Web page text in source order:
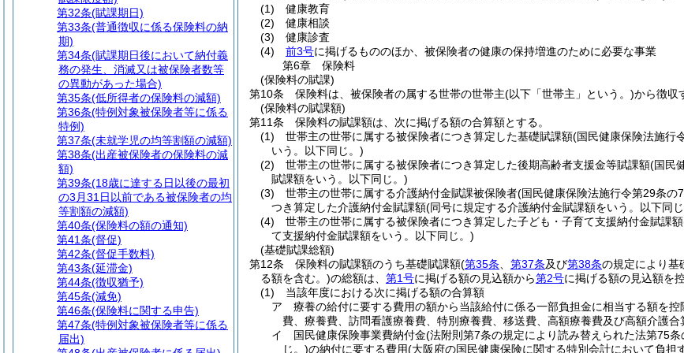
(1)
健康教育
(2)
健康相談
(3)
健康診査
(4)
前3号に掲げるもののほか、被保険者の健康の保持増進のために必要な事業
第6章
保険料
(保険料の賦課)
第10条
保険料は、被保険者の属する世帯の世帯主(以下「世帯主」という。)から徴収
(保険料の賦課額)
第11条
保険料の賦課額は、次に掲げる額の合算額とする。
(1)
世帯主の世帯に属する被保険者につき算定した基礎賦課額(国民健康保険法施行
いう。以下同じ。)
(2)
世帯主の世帯に属する被保険者につき算定した後期高齢者支援金等賦課額(国民
賦課額をいう。以下同じ。)
(3)
世帯主の世帯に属する介護納付金賦課被保険者(国民健康保険法施行令第29条の
つき算定した介護納付金賦課額(同号に規定する介護納付金賦課額をいう。以下同
(4)
世帯主の世帯に属する被保険者につき算定した子ども・子育て支援納付金賦課額
て支援納付金賦課額をいう。以下同じ。)
(基礎賦課総額)
第12条
保険料の賦課額のうち基礎賦課額(第35条 第37条及び第38条の規定により基
る額を含む。)の総額は、 第1号に掲げる額の見込額から第2号に掲げる額の見込額を
(1)
当該年度における次に掲げる額の合算額
ア
療養の給付に要する費用の額から当該給付に係る一部負担金に相当する額を
費、療養費、訪問看護療養費、特別療養費、移送費、高額療養費及び高額介護
イ
国民健康保険事業費納付金(法附則第7条の規定により読み替えられた法第75
じ。)の納付に要する費用(大阪府の国民健康保険に関する特別会計において負
第32条(賦課期日)
第33条(普通徴収に係る保険料の納
期)
第34条(賦課期日後において納付義
務の発生、消滅又は被保険者数等
の異動があった場合)
第35条(低所得者の保険料の減額)
第36条(特例対象被保険者等に係る
特例)
第37条(未就学児の均等割額の減額)
第38条(出産被保険者の保険料の減
額)
第39条(18歳に達する日以後の最初
の3月31日以前である被保険者の均
等割額の減額)
第40条(保険料の額の通知)
第41条(督促)
第42条(督促手数料)
第43条(延滞金)
第44条(徴収猶予)
第45条(減免)
第46条(保険料に関する申告)
第47条(特例対象被保険者等に係る
届出)